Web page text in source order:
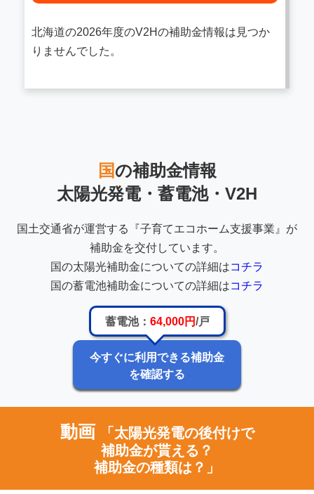
北海道の2026年度のV2Hの補助金情報は見つか
りませんでした。
国の補助金情報
太陽光発電・蓄電池・V2H
国土交通省が運営する『子育てエコホーム支援事業』が
補助金を交付しています。
国の太陽光補助金についての詳細はコチラ
国の蓄電池補助金についての詳細はコチラ
蓄電池： 64,000円/戸
今すぐに利用できる補助金
を確認する
動画
「太陽光発電の後付けで
補助金が貰える？
補助金の種類は？」